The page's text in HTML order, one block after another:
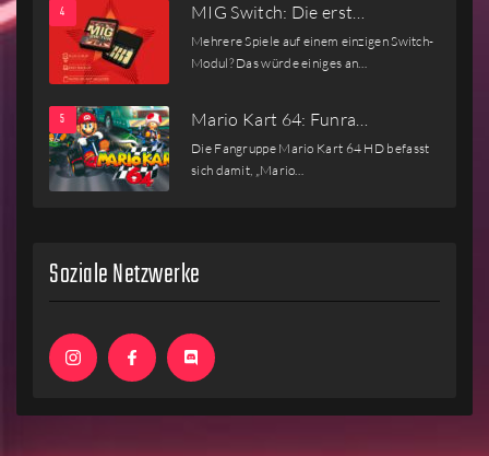
MIG Switch: Die erst…
Mehrere Spiele auf einem einzigen Switch-
Modul? Das würde einiges an…
Mario Kart 64: Funra…
Die Fangruppe Mario Kart 64 HD befasst
sich damit, „Mario…
Soziale Netzwerke